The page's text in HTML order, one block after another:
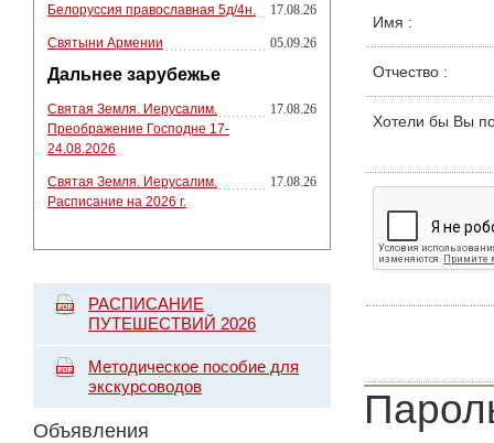
Белоруссия православная 5д/4н. 17.08.26
Святыни Армении 05.09.26
Дальнее зарубежье
Святая Земля. Иерусалим.
Преображение Господне 17-
24.08.2026
17.08.26
Святая Земля. Иерусалим.
Расписание на 2026 г.
17.08.26
РАСПИСАНИЕ
ПУТЕШЕСТВИЙ 2026
Методическое пособие для
экскурсоводов
Объявления
Имя :
Отчество :
Хотели бы Вы